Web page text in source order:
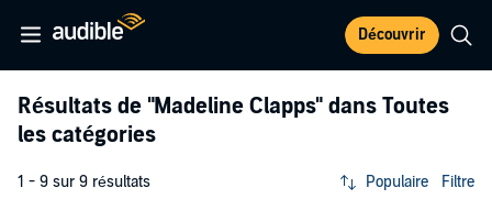
Découvrir
Résultats de "Madeline Clapps" dans Toutes
les catégories
1 - 9 sur 9 résultats Populaire Filtre